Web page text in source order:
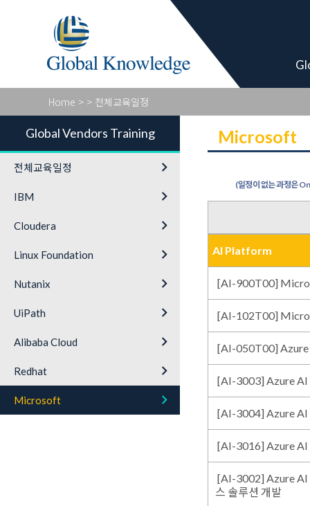
Global
Home > > 전체교육일정
Global Vendors Training
전체교육일정 keyboard_arrow_right
IBM keyboard_arrow_right
Cloudera keyboard_arrow_right
Linux Foundation keyboard_arrow_right
Nutanix keyboard_arrow_right
UiPath keyboard_arrow_right
Alibaba Cloud keyboard_arrow_right
Redhat keyboard_arrow_right
Microsoft keyboard_arrow_right
Microsoft
(일정이 없는 과정은
AI Platform
[AI-900T00]
[AI-102T00]
[AI-050T00] Azure
[AI-3003] Azure AI
[AI-3004] Azure AI
[AI-3016] Azure AI
[AI-3002] Azure AI
스 솔루션 개발